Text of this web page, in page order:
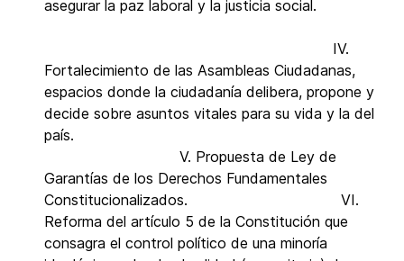
asegurar la paz laboral y la justicia social.
IV.
Fortalecimiento de las Asambleas Ciudadanas,
espacios donde la ciudadanía delibera, propone y
decide sobre asuntos vitales para su vida y la del
país.
V. Propuesta de Ley de
Garantías de los Derechos Fundamentales
Constitucionalizados. VI.
Reforma del artículo 5 de la Constitución que
consagra el control político de una minoría